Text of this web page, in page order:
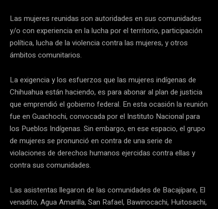
Las mujeres reunidas son autoridades en sus comunidades
y/o con experiencia en la lucha por el territorio, participación
política, lucha de la violencia contra las mujeres, y otros
ámbitos comunitarios.
La exigencia y los esfuerzos que las mujeres indígenas de
Chihuahua están haciendo, es para abonar al plan de justicia
que emprendió el gobierno federal. En esta ocasión la reunión
fue en Guachochi, convocada por el Instituto Nacional para
los Pueblos Indígenas. Sin embargo, en ese espacio, el grupo
de mujeres se pronunció en contra de una serie de
violaciones de derechos humanos ejercidas contra ellas y
contra sus comunidades.
Las asistentas llegaron de las comunidades de Bacajípare, El
venadito, Agua Amarilla, San Rafael, Bawinocachi, Huitosachi,